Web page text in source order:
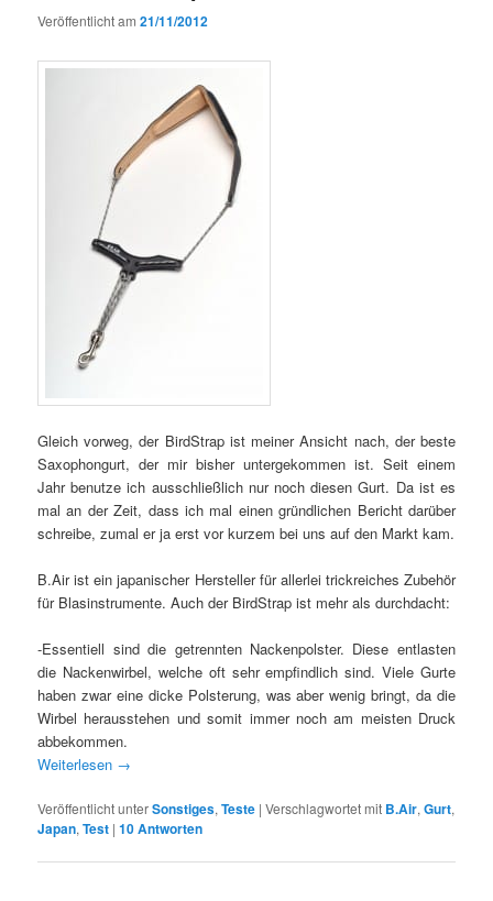
Veröffentlicht am21/11/2012
Gleich vorweg, der BirdStrap ist meiner Ansicht nach, der beste
Saxophongurt, der mir bisher untergekommen ist. Seit einem
Jahr benutze ich ausschließlich nur noch diesen Gurt. Da ist es
mal an der Zeit, dass ich mal einen gründlichen Bericht darüber
schreibe, zumal er ja erst vor kurzem bei uns auf den Markt kam.
B.Air ist ein japanischer Hersteller für allerlei trickreiches Zubehör
für Blasinstrumente. Auch der BirdStrap ist mehr als durchdacht:
-Essentiell sind die getrennten Nackenpolster. Diese entlasten
die Nackenwirbel, welche oft sehr empfindlich sind. Viele Gurte
haben zwar eine dicke Polsterung, was aber wenig bringt, da die
Wirbel herausstehen und somit immer noch am meisten Druck
abbekommen.
Weiterlesen →
Veröffentlicht unterSonstiges,Teste |Verschlagwortet mit B.Air,Gurt,
Japan,Test |10Antworten